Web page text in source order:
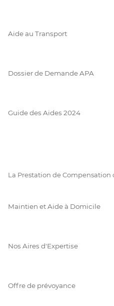
Aide au Transport
Dossier de Demande APA
Guide des Aides 2024
La Prestation de
Maintien et Aide à Domicile
Nos Aires d'Expertise
Offre de prévoyance